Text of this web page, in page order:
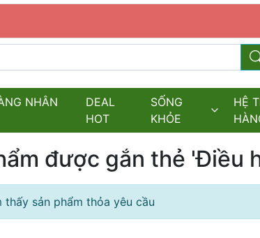
NHÂN
DEAL
HOT
SỐNG
KHỎE
HỆ
được gắn thẻ 'Điều
thấy sản phẩm thỏa yêu cầu